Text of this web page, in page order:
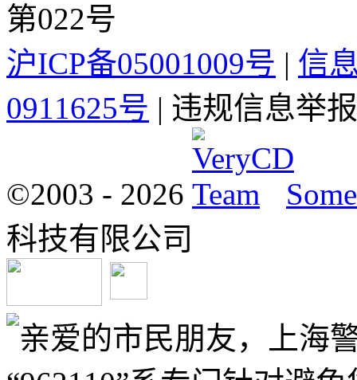
第022号
沪ICP备05001009号 | 信
0911625号 | 违规信息举
©2003 - 2026
科技有限公司